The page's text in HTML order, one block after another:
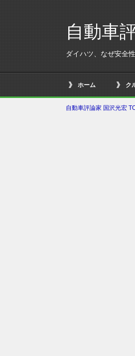
自動車
ダイハツ、なぜ安全
ホーム ク
自動車評論家 国沢光宏